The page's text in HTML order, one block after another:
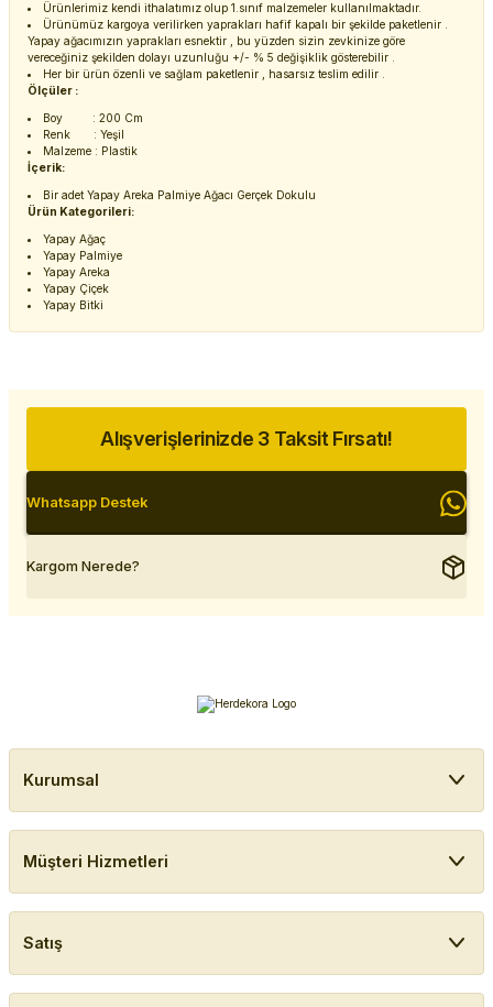
Ürünlerimiz kendi ithalatımız olup 1.sınıf malzemeler kullanılmaktadır.
Ürünümüz kargoya verilirken yaprakları hafif kapalı bir şekilde paketlenir .
Yapay ağacımızın yaprakları esnektir , bu yüzden sizin zevkinize göre
vereceğiniz şekilden dolayı uzunluğu +/- % 5 değişiklik gösterebilir .
Her bir ürün özenli ve sağlam paketlenir , hasarsız teslim edilir .
Ölçüler :
Boy : 200 Cm
Renk : Yeşil
Malzeme : Plastik
İçerik:
Bir adet Yapay Areka Palmiye Ağacı Gerçek Dokulu
Ürün Kategorileri:
Yapay Ağaç
Yapay Palmiye
Yapay Areka
Yapay Çiçek
Yapay Bitki
Alışverişlerinizde 3 Taksit Fırsatı!
Whatsapp Destek
Kargom Nerede?
Kurumsal
Müşteri Hizmetleri
Satış